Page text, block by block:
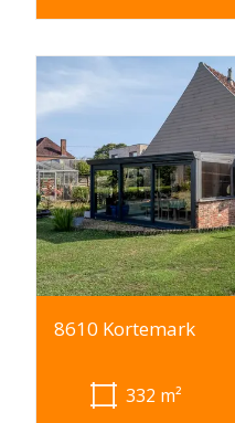
8610 Kortemark
332 m²